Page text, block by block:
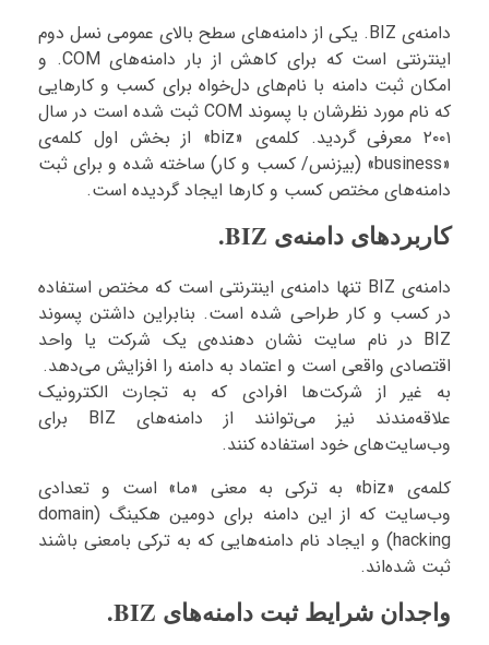
دامنه‌ی BIZ. یکی از دامنه‌های سطح بالای عمومی نسل دوم
اینترنتی است که برای کاهش از بار دامنه‌های COM. و
امکان ثبت دامنه با نام‌های دل‌خواه برای کسب و کارهایی
که نام مورد نظرشان با پسوند COM ثبت شده است در سال
۲۰۰۱ معرفی گردید. کلمه‌ی «biz» از بخش اول کلمه‌ی
«business» (بیزنس/ کسب و کار) ساخته شده و برای ثبت
دامنه‌های مختص کسب و کارها ایجاد گردیده است.
کاربردهای دامنه‌ی BIZ.
دامنه‌ی BIZ تنها دامنه‌ی اینترنتی است که مختص استفاده
در کسب و کار طراحی شده است. بنابراین داشتن پسوند
BIZ در نام سایت نشان دهنده‌ی یک شرکت یا واحد
اقتصادی واقعی است و اعتماد به دامنه را افزایش می‌دهد.
به غیر از شرکت‌ها افرادی که به تجارت الکترونیک
علاقه‌مندند نیز می‌توانند از دامنه‌های BIZ برای
وب‌سایت‌های خود استفاده کنند.
کلمه‌ی «biz» به ترکی به معنی «ما» است و تعدادی
وب‌سایت که از این دامنه برای دومین هکینگ (domain
hacking) و ایجاد نام دامنه‌هایی که به ترکی بامعنی باشند
ثبت شده‌اند.
واجدان شرایط ثبت دامنه‌های BIZ.